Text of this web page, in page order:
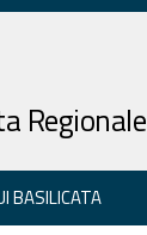
Regionale
BASILICATA